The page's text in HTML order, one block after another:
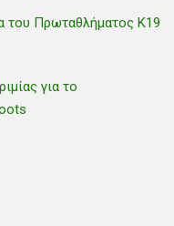
του Πρωταθλήματος Κ19